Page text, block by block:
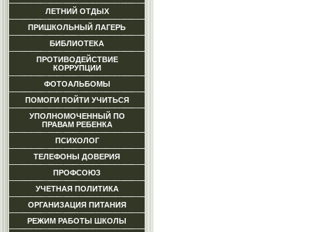
ЛЕТНИЙ ОТДЫХ
ПРИШКОЛЬНЫЙ ЛАГЕРЬ
БИБЛИОТЕКА
ПРОТИВОДЕЙСТВИЕ
КОРРУПЦИИ
ФОТОАЛЬБОМЫ
ПОМОГИ ПОЙТИ УЧИТЬСЯ
УПОЛНОМОЧЕННЫЙ ПО
ПРАВАМ РЕБЕНКА
ПСИХОЛОГ
ТЕЛЕФОНЫ ДОВЕРИЯ
ПРОФСОЮЗ
УЧЕТНАЯ ПОЛИТИКА
ОРГАНИЗАЦИЯ ПИТАНИЯ
РЕЖИМ РАБОТЫ ШКОЛЫ